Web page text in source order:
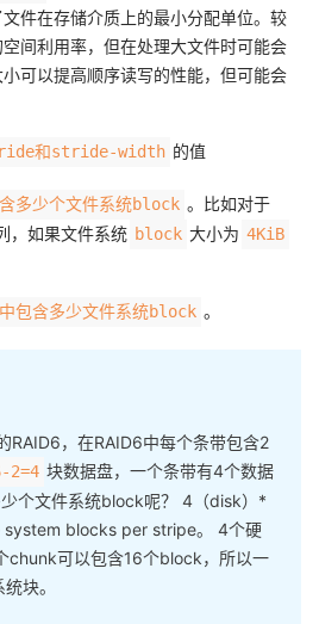
件在存储介质上的最小分配单位。较
间利用率，但在处理大文件时可能会
可以提高顺序读写的性能，但可能会
和stride-width 的值
多少个文件系统block 。比如对于
，如果文件系统 block 大小为 4KiB
含多少文件系统block 。
RAID6，在RAID6中每个条带包含2
2=4 块数据盘，一个条带有4个数据
个文件系统block呢？ 4（disk）*
blocks per stripe。 4个硬
chunk可以包含16个block，所以一
块。